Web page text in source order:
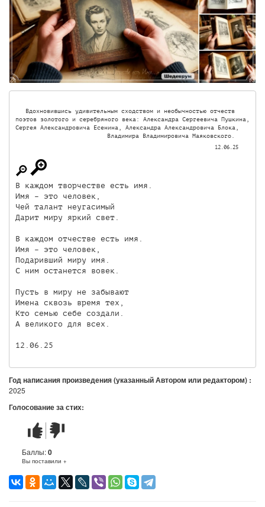
Вдохновившись удивительным сходством и необычностью отчеств
поэтов золотого и серебряного века: Александра Сергеевича Пушкина,
Сергея Александровича Есенина, Александра Александровича Блока,
Владимира Владимировича Маяковского.
12.06.25
В каждом творчестве есть имя.
Имя – это человек,
Чей талант неугасимый
Дарит миру яркий свет.
В каждом отчестве есть имя.
Имя – это человек,
Подаривший миру имя.
С ним останется вовек.
Пусть в миру не забывают
Имена сквозь время тех,
Кто семью себе создали.
А великого для всех.
12.06.25
Год написания произведения (указанный Автором или редактором) :
2025
Голосование за стих:
Стих
понравился
Стих
не
понравился
Баллы:0
Вы поставили +